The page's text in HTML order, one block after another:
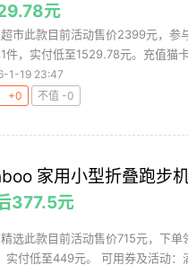
元
市此款目前活动售价2399元，
件，实付低至1529.78元。充值猫
1-19 23:47
+0
不值 -0
家用小型折叠跑步
377.5元
选此款目前活动售价715元，下
实付低至449元。 可用券及活动：